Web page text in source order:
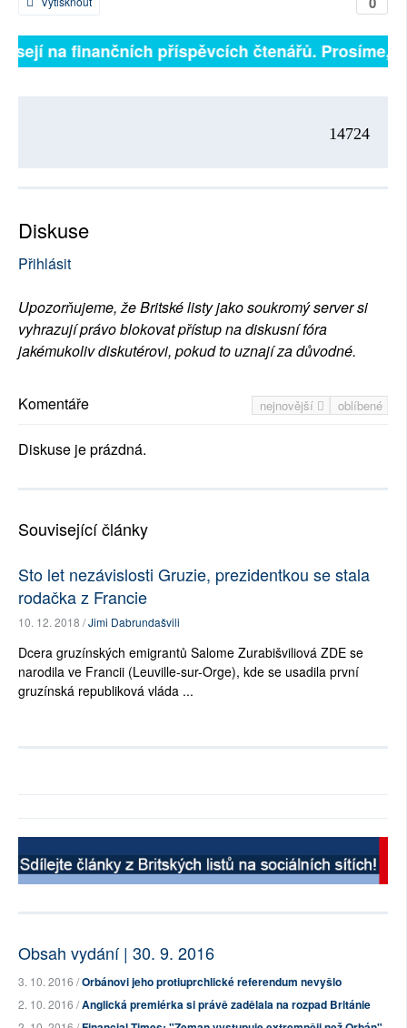
na finančních příspěvcích čtenářů. Prosíme,
14724
Diskuse
Přihlásit
Upozorňujeme, že Britské listy jako soukromý server si
vyhrazují právo blokovat přístup na diskusní fóra
jakémukoliv diskutérovi, pokud to uznají za důvodné.
nejnovější oblíbené
Komentáře
Diskuse je prázdná.
Související články
Sto let nezávislosti Gruzie, prezidentkou se stala
rodačka z Francie
10. 12. 2018 /Jimi Dabrundašvili
Dcera gruzínských emigrantů Salome Zurabišviliová ZDE se
narodila ve Francii (Leuville-sur-Orge), kde se usadila první
gruzínská republiková vláda ...
Obsah vydání | 30. 9. 2016
3. 10. 2016 /Orbánovi jeho protiuprchlické referendum nevyšlo
2. 10. 2016 /Anglická premiérka si právě zadělala na rozpad Británie